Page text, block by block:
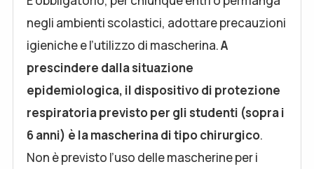
negli ambienti scolastici, adottare precauzioni
igieniche e l’utilizzo di mascherina.A
prescindere dalla situazione
epidemiologica, il dispositivo di protezione
respiratoria previsto per gli studenti (sopra i
6 anni) è la mascherina di tipo chirurgico.
Non è previsto l’uso delle mascherine per i